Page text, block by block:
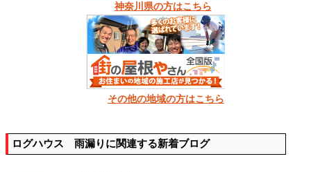
神奈川県の方はこちら
その他の地域の方はこちら
ログハウス 雨漏りに関連する新着ブログ